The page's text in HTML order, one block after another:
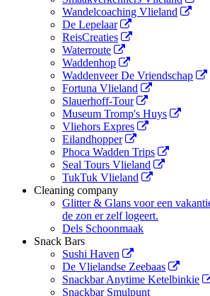
Wandelcoaching Vlieland
De Lepelaar
ReisCreaties
Waterroute
Waddenhop
Waddenveer De Vriendschap
Fortuna Vlieland
Slauerhoff-Tour
Museum Tromp's Huys
Vliehors Expres
Eilandhopper
Phoca Wadden Trips
Seal Tours Vlieland
TukTuk Vlieland
Cleaning company
Glitter & Glans voor een
de zon er zelf logeert.
Dels Schoonmaak
Snack Bars
Sushi Haven
De Vlielandse Zeebaas
Snackbar Anytime Ketelbinkie
Snackbar Smulpunt